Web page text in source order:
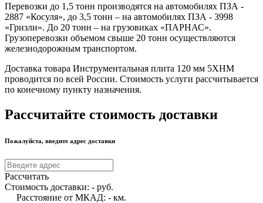
Перевозки до 1,5 тонн производятся на автомобилях ПЗА -
2887 «Косуля», до 3,5 тонн – на автомобилях ПЗА - 3998
«Гризли». До 20 тонн – на грузовиках «ПАРНАС».
Грузоперевозки объемом свыше 20 тонн осуществляются
железнодорожным транспортом.
Доставка товара Инструментальная плита 120 мм 5ХНМ
проводится по всей России. Стоимость услуги рассчитывается
по конечному пункту назначения.
Рассчитайте стоимость доставки
Пожалуйста, введите адрес доставки
Рассчитать
Стоимость доставки: - руб.
Расстояние от МКАД: - км.